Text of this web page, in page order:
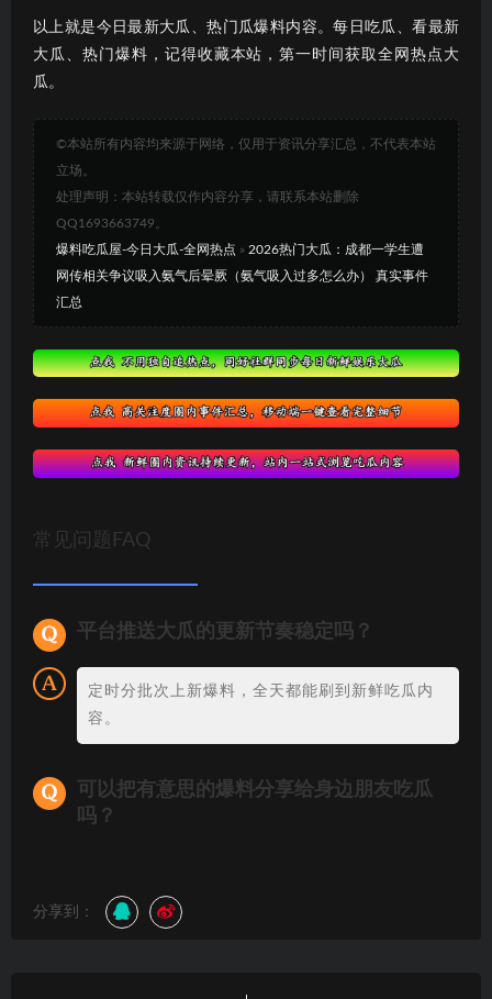
以上就是今日最新大瓜、热门瓜爆料内容。每日吃瓜、看最新
大瓜、热门爆料，记得收藏本站，第一时间获取全网热点大
瓜。
©本站所有内容均来源于网络，仅用于资讯分享汇总，不代表本站
立场。
处理声明：本站转载仅作内容分享，请联系本站删除
QQ1693663749。
爆料吃瓜屋-今日大瓜-全网热点 » 2026热门大瓜：成都一学生遭
网传相关争议吸入氨气后晕厥（氨气吸入过多怎么办） 真实事件
汇总
常见问题FAQ
平台推送大瓜的更新节奏稳定吗？
定时分批次上新爆料，全天都能刷到新鲜吃瓜内
容。
可以把有意思的爆料分享给身边朋友吃瓜
吗？
分享到：